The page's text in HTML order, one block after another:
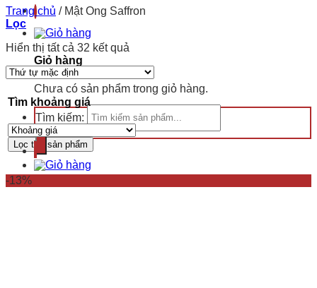
Giỏ hàng
Chưa có sản phẩm trong giỏ hàng.
Tìm kiếm:
Trang chủ /Mật Ong Saffron
Lọc
Hiển thị tất cả 32 kết quả
Tìm khoảng giá
Lọc tìm sản phẩm
-13%